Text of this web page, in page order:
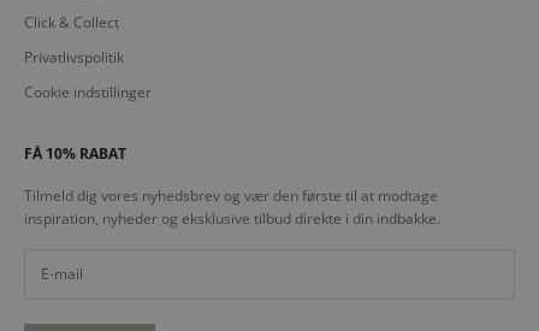
Click & Collect
Privatlivspolitik
Cookie indstillinger
FÅ 10% RABAT
Tilmeld dig vores nyhedsbrev og vær den første til at modtage
inspiration, nyheder og eksklusive tilbud direkte i din indbakke.